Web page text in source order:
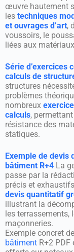
œuvre hautement
les techniques
et ouvrages d’art,
voussoirs, le
liées aux
Série d’exercices
calculs de
structures
problèmes
nombreux
calculs,
résistance des
statiques.
Exemple de
bâtiment R+4 La
passe par la
précis et
devis quantitatif
illustrant la
les terrassements,
maçonneries.
Exemple concret de
bâtiment R+2 PDF